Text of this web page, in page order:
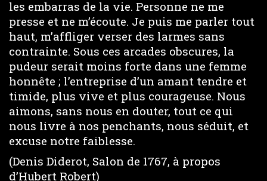
les embarras de la vie. Personne ne me
presse et ne m’écoute. Je puis me parler tout
haut, m’affliger verser des larmes sans
contrainte. Sous ces arcades obscures, la
pudeur serait moins forte dans une femme
honnête ; l’entreprise d’un amant tendre et
timide, plus vive et plus courageuse. Nous
aimons, sans nous en douter, tout ce qui
nous livre à nos penchants, nous séduit, et
excuse notre faiblesse.
(Denis Diderot, Salon de 1767, à propos
d’Hubert Robert)